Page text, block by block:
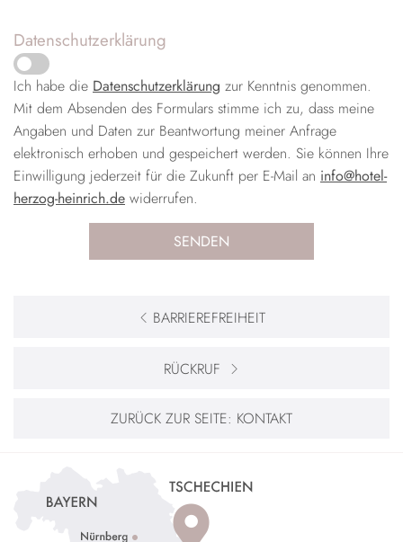
Datenschutzerklärung
Ich habe die Datenschutzerklärung zur Kenntnis genommen.
Mit dem Absenden des Formulars stimme ich zu, dass meine
Angaben und Daten zur Beantwortung meiner Anfrage
elektronisch erhoben und gespeichert werden. Sie können Ihre
Einwilligung jederzeit für die Zukunft per E-Mail an info@hotel-
herzog-heinrich.de widerrufen.
BARRIEREFREIHEIT
RÜCKRUF
ZURÜCK ZUR SEITE: KONTAKT